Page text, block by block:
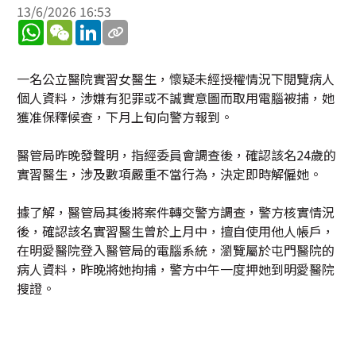
13/6/2026 16:53
WhatsApp
WeChatLinkedIn
一名公立醫院實習女醫生，懷疑未經授權情況下閱覽病人
個人資料，涉嫌有犯罪或不誠實意圖而取用電腦被捕，她
獲准保釋候查，下月上旬向警方報到。
醫管局昨晚發聲明，指經委員會調查後，確認該名24歲的
實習醫生，涉及數項嚴重不當行為，決定即時解僱她。
據了解，醫管局其後將案件轉交警方調查，警方核實情況
後，確認該名實習醫生曾於上月中，擅自使用他人帳戶，
在明愛醫院登入醫管局的電腦系統，瀏覽屬於屯門醫院的
病人資料，昨晚將她拘捕，警方中午一度押她到明愛醫院
搜證。